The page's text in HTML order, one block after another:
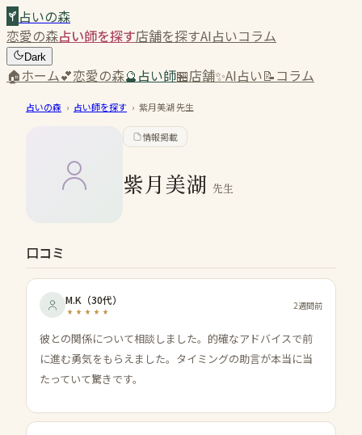
占いの森
恋愛の森占い師を探す店舗を探すAI占いコラム
Dark
🏠ホーム💕恋愛の森🔮占い師🏪店舗✨AI占い📝コラム
占いの森 › 占い師を探す › 紫月美湖先生
情報掲載
紫月美湖 先生
口コミ
M.K （30代） 2週間前
彼との関係について相談しました。的確なアドバイスで前
に進む勇気をもらえました。タイミングの助言が本当に当
たっていて驚きです。